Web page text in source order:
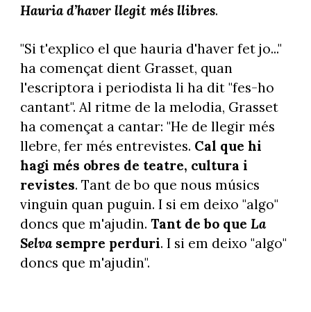
Hauria d’haver llegit més llibres.
"Si t'explico el que hauria d'haver fet jo..."
ha començat dient Grasset, quan
l'escriptora i periodista li ha dit "fes-ho
cantant". Al ritme de la melodia, Grasset
ha començat a cantar: "He de llegir més
llebre, fer més entrevistes. Cal que hi
hagi més obres de teatre, cultura i
revistes. Tant de bo que nous músics
vinguin quan puguin. I si em deixo "algo"
doncs que m'ajudin. Tant de bo que La
Selvasempre perduri. I si em deixo "algo"
doncs que m'ajudin".